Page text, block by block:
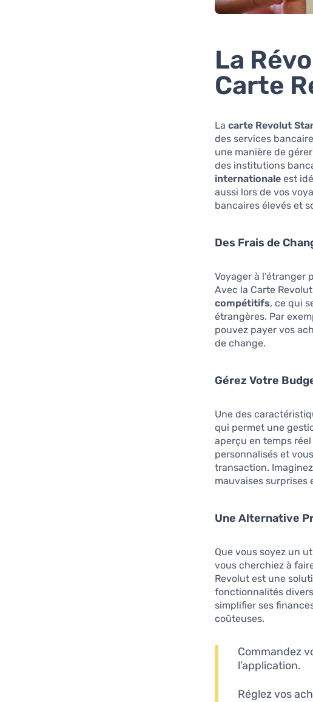
La
Carte
Lacarte Revolut
des services
une manière de
des institutions
internationale est
aussi lors de vos
bancaires élevés et
Des Frais de
Voyager à
Avec la Carte
compétitifs, ce qui
étrangères. Par
pouvez payer vos
de change.
Gérez Votre
Une des
qui permet une
aperçu en temps
personnalisés et
transaction.
mauvaises surprises
Une Alternative
Que vous soyez un
vous cherchiez à
Revolut est une
fonctionnalités
simplifier ses
coûteuses.
Commandez
l’application.
Réglez vos